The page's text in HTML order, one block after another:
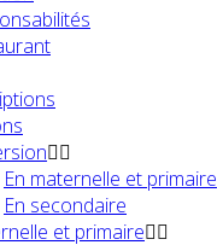
En maternelle et primaire
En secondaire
et primaire